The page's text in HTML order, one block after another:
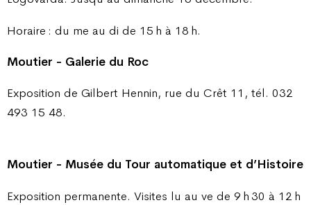
Horaire : du me au di de 15 h à 18 h.
Moutier - Galerie du Roc
Exposition de Gilbert Hennin, rue du Crêt 11, tél. 032
493 15 48.
Moutier - Musée du Tour automatique et d’Histoire
Exposition permanente. Visites lu au ve de 9 h 30 à 12 h